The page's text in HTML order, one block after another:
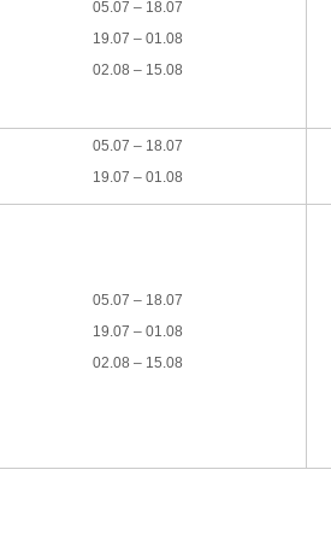
05.07 – 18.07
19.07 – 01.08
02.08 – 15.08
05.07 – 18.07
19.07 – 01.08
05.07 – 18.07
19.07 – 01.08
02.08 – 15.08